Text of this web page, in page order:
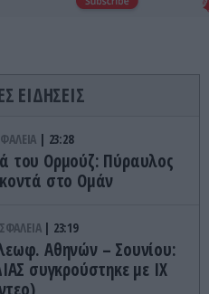
ΕΙΔΗΣΕΙΣ
23:28
του Ορμούζ: Πύραυλος
στο Ομάν
23:19
Αθηνών – Σουνίου:
συγκρούστηκε με ΙΧ